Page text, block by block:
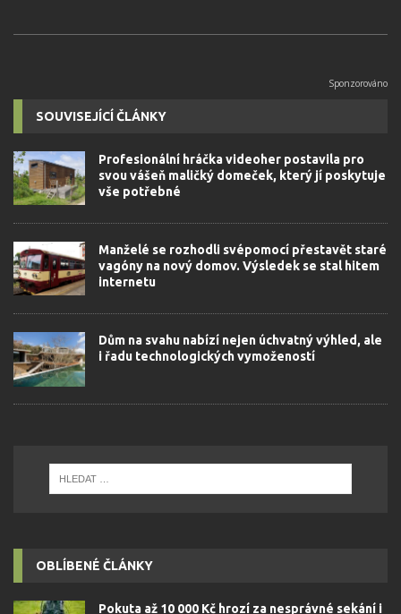
SOUVISEJÍCÍ ČLÁNKY
Profesionální hráčka videoher postavila pro
svou vášeň maličký domeček, který jí poskytuje
vše potřebné
Manželé se rozhodli svépomocí přestavět staré
vagóny na nový domov. Výsledek se stal hitem
internetu
Dům na svahu nabízí nejen úchvatný výhled, ale
i řadu technologických vymožeností
OBLÍBENÉ ČLÁNKY
Pokuta až 10 000 Kč hrozí za nesprávné sekání i